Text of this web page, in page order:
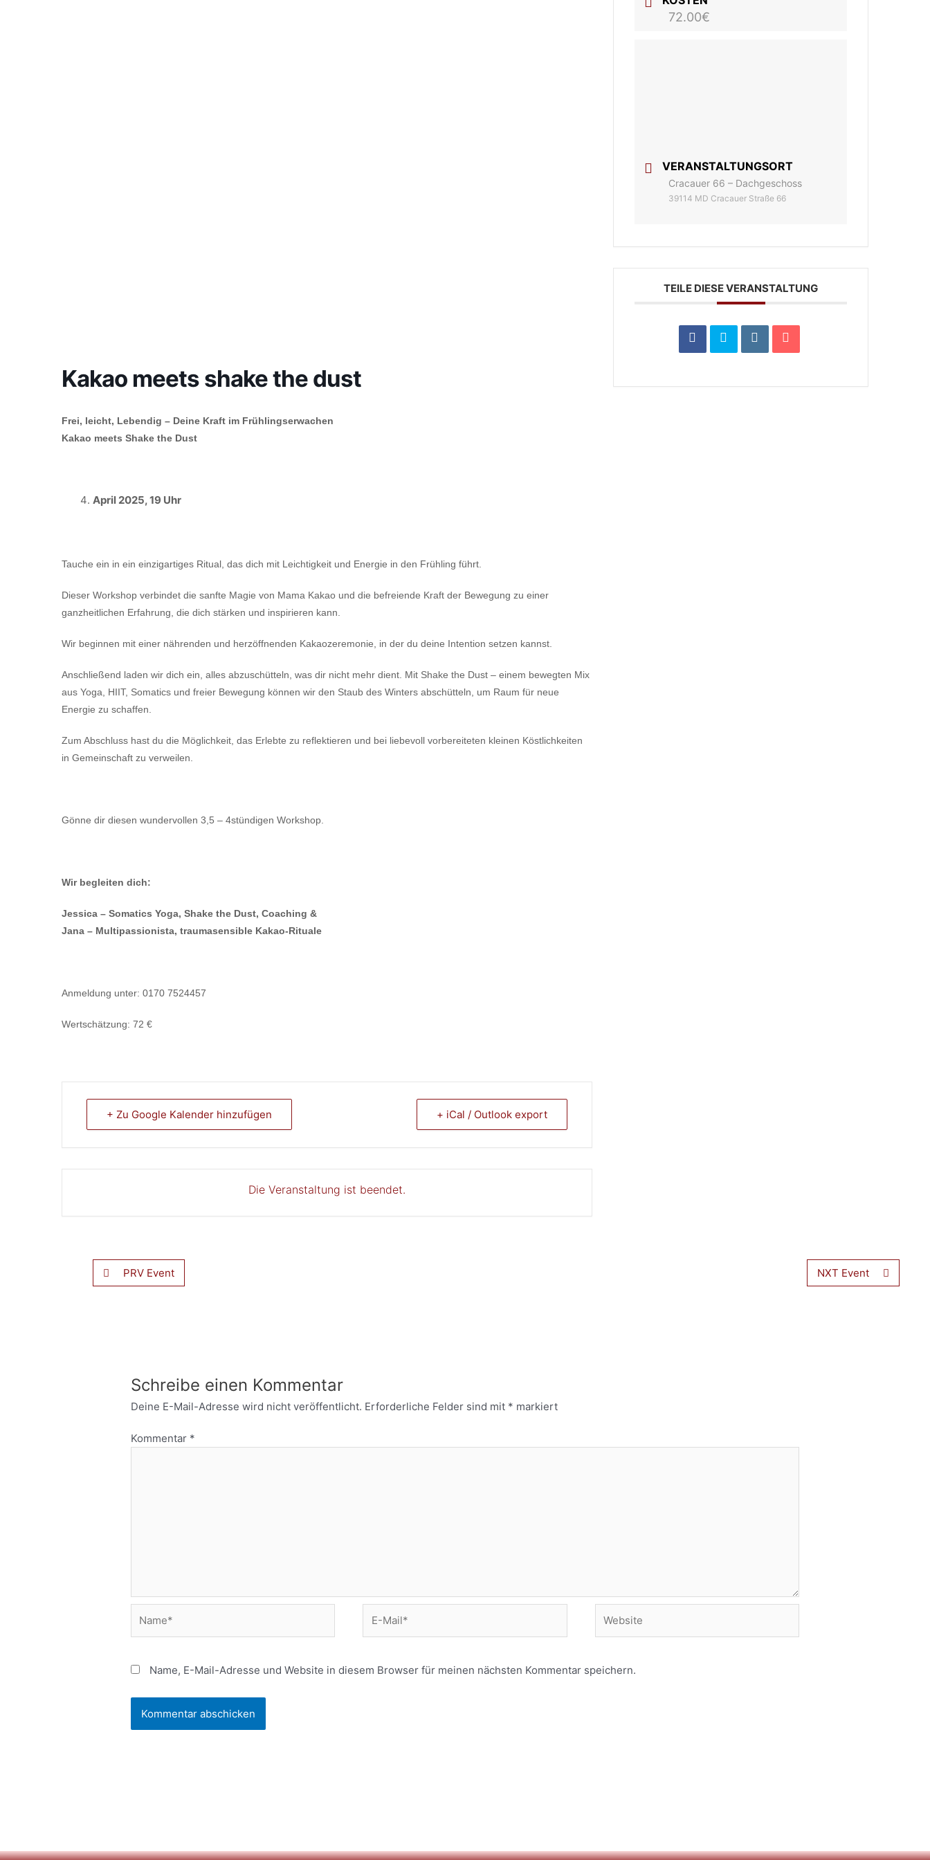
Kakao meets shake the dust
Frei, leicht, Lebendig – Deine Kraft im Frühlingserwachen
Kakao meets Shake the Dust
April 2025, 19 Uhr
Tauche ein in ein einzigartiges Ritual, das dich mit Leichtigkeit und Energie in den Frühling führt.
Dieser Workshop verbindet die sanfte Magie von Mama Kakao und die befreiende Kraft der Bewegung zu einer
ganzheitlichen Erfahrung, die dich stärken und inspirieren kann.
Wir beginnen mit einer nährenden und herzöffnenden Kakaozeremonie, in der du deine Intention setzen kannst.
Anschließend laden wir dich ein, alles abzuschütteln, was dir nicht mehr dient. Mit Shake the Dust – einem bewegten Mix
aus Yoga, HIIT, Somatics und freier Bewegung können wir den Staub des Winters abschütteln, um Raum für neue
Energie zu schaffen.
Zum Abschluss hast du die Möglichkeit, das Erlebte zu reflektieren und bei liebevoll vorbereiteten kleinen Köstlichkeiten
in Gemeinschaft zu verweilen.
Gönne dir diesen wundervollen 3,5 – 4stündigen Workshop.
Wir begleiten dich:
Jessica – Somatics Yoga, Shake the Dust, Coaching &
Jana – Multipassionista, traumasensible Kakao-Rituale
Anmeldung unter: 0170 7524457
Wertschätzung: 72 €
+ Zu Google Kalender hinzufügen + iCal / Outlook export
Die Veranstaltung ist beendet.
72.00€
VERANSTALTUNGSORT
Cracauer 66 – Dachgeschoss
39114 MD Cracauer Straße 66
TEILE DIESE VERANSTALTUNG
PRV Event NXT Event
Schreibe einen Kommentar
Deine E-Mail-Adresse wird nicht veröffentlicht. Erforderliche Felder sind mit * markiert
Kommentar *
Mail*
Name, E-Mail-Adresse und Website in diesem Browser für meinen nächsten Kommentar speichern.